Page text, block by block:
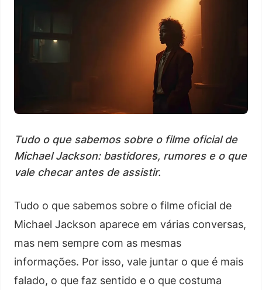
Tudo o que sabemos sobre o filme oficial de
Michael Jackson: bastidores, rumores e o que
vale checar antes de assistir.
Tudo o que sabemos sobre o filme oficial de
Michael Jackson aparece em várias conversas,
mas nem sempre com as mesmas
informações. Por isso, vale juntar o que é mais
falado, o que faz sentido e o que costuma